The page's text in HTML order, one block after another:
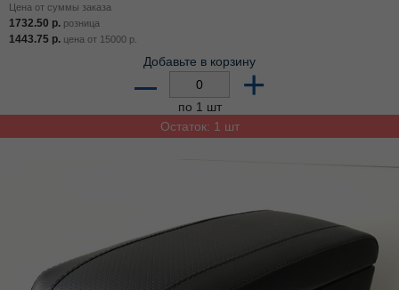
Цена от суммы заказа
1732.50 р. розница
1443.75 р. цена от 15000 р.
Добавьте в корзину
– +
по 1 шт
Остаток: 1 шт